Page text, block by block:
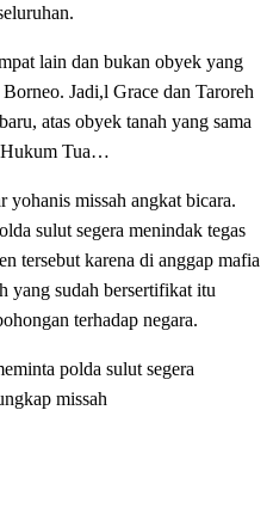
lain dan bukan obyek yang
Jadi,l Grace dan Taroreh
atas obyek tanah yang sama
Hukum Tua…
yohanis missah angkat bicara.
sulut segera menindak tegas
tersebut karena di anggap mafia
yang sudah bersertifikat itu
terhadap negara.
polda sulut segera
missah